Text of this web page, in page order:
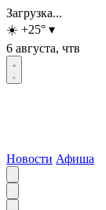
Загрузка...
☀️ +25° ▾
6 августа, чтв
Новости Афиша